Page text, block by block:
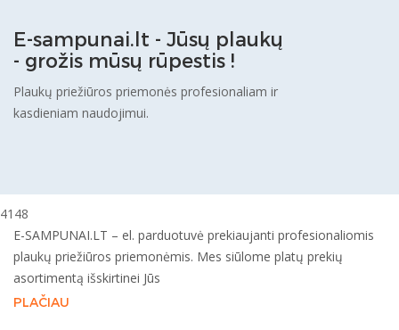
E-sampunai.lt - Jūsų plaukų
- grožis mūsų rūpestis !
Plaukų priežiūros priemonės profesionaliam ir
kasdieniam naudojimui.
4148
E-SAMPUNAI.LT – el. parduotuvė prekiaujanti profesionaliomis
plaukų priežiūros priemonėmis. Mes siūlome platų prekių
asortimentą išskirtinei Jūs
PLAČIAU